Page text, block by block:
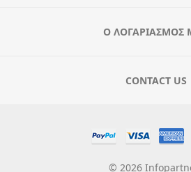
Ο ΛΟΓΑΡΙΑΣΜΌΣ
CONTACT US
© 2026